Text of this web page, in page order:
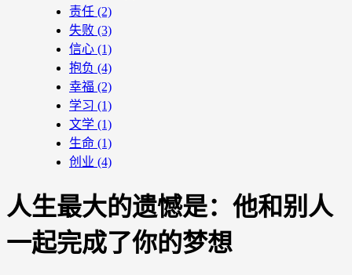
责任 (2)
失败 (3)
信心 (1)
抱负 (4)
幸福 (2)
学习 (1)
文学 (1)
生命 (1)
创业 (4)
人生最大的遗憾是：他和别人
一起完成了你的梦想